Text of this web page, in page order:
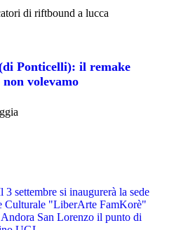
Ponticelli): il remake
volevamo
settembre si inaugurerà la sede
Culturale "LiberArte FamKorè"
San Lorenzo il punto di